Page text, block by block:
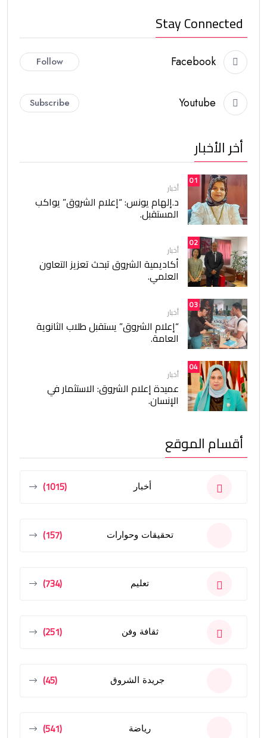
Stay Connected
Facebook
Follow
Youtube
Subscribe
أخر الأخبار
01
أخبار
د.إلهام يونس: “إعلام الشروق” يواكب
المستقبل.
02
أخبار
أكاديمية الشروق تبحث تعزيز التعاون
العلمي.
03
أخبار
“إعلام الشروق” يستقبل طلاب الثانوية
العامة.
04
أخبار
عميدة إعلام الشروق: الاستثمار في
الإنسان.
أقسام الموقع
أخبار (1015)
تحقيقات وحوارات (157)
تعليم (734)
ثقافة وفن (251)
جريدة الشروق (45)
رياضة (541)